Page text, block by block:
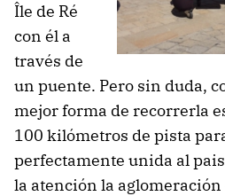
Île de Ré
con él a
través de
un puente. Pero sin duda,
mejor forma de recorrerla
100 kilómetros de pista
perfectamente unida al
la atención la